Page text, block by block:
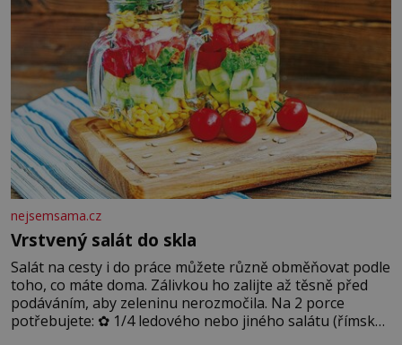
nejsemsama.cz
Vrstvený salát do skla
Salát na cesty i do práce můžete různě obměňovat podle
toho, co máte doma. Zálivkou ho zalijte až těsně před
podáváním, aby zeleninu nerozmočila. Na 2 porce
potřebujete: ✿ 1/4 ledového nebo jiného salátu (římský